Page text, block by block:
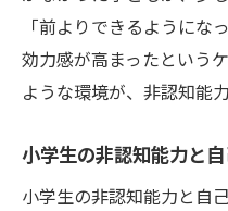
「前よりできるようにな
効力感が高まったという
ような環境が、非認知能
小学生の非認知能力と
小学生の非認知能力と自